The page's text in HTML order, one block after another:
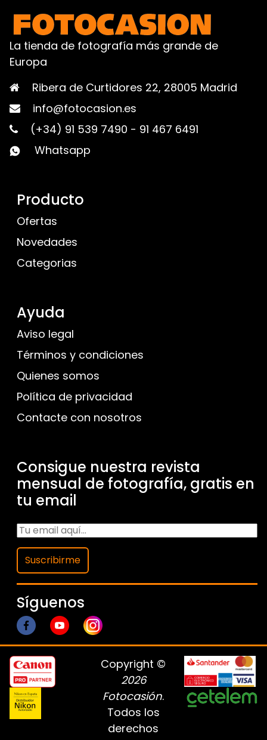
La tienda de fotografía más grande de
Europa
Ribera de Curtidores 22, 28005 Madrid
info@fotocasion.es
(+34) 91 539 7490 - 91 467 6491
Whatsapp
Producto
Ofertas
Novedades
Categorias
Ayuda
Aviso legal
Términos y condiciones
Quienes somos
Política de privacidad
Contacte con nosotros
Consigue nuestra revista
mensual de fotografía, gratis en
tu email
Suscribirme
Síguenos
Copyright ©
2026
Fotocasión.
Todos los
derechos